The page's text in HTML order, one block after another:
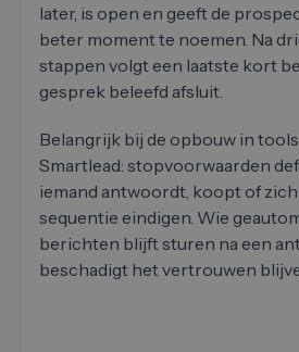
later, is open en geeft de
beter moment te noemen. Na
stappen volgt een laatste kort
gesprek beleefd afsluit.
Belangrijk bij de opbouw in
Smartlead: stopvoorwaarden
iemand antwoordt, koopt of
sequentie eindigen. Wie
berichten blijft sturen na een
beschadigt het vertrouwen